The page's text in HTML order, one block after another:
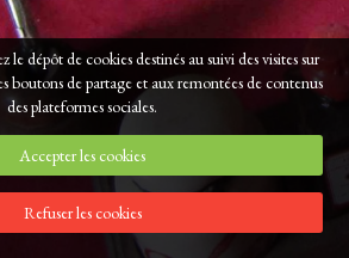
le dépôt de cookies destinés au suivi des visites sur
boutons de partage et aux remontées de contenus
des plateformes sociales.
Accepter les cookies
Refuser les cookies